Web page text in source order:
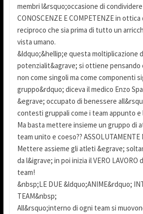
membri l&rsquo;occasione di
CONOSCENZE E COMPETENZE in
reciproco che sia prima di tutto un
vista umano.
&ldquo;&hellip;e questa moltiplicazione
potenzialit&agrave; si ottiene pensando
non come singoli ma come componenti
gruppo&rdquo; diceva il medico Enzo
&egrave; occupato di benessere
contesti gruppali come i team appunto
Ma basta mettere insieme un gruppo di
team unito e coeso?? ASSOLUTAMENTE
Mettere assieme gli atleti &egrave;
da l&igrave; in poi inizia il VERO
team!
&nbsp;LE DUE &ldquo;ANIME&rdquo;
TEAM&nbsp;
All&rsquo;interno di ogni team si